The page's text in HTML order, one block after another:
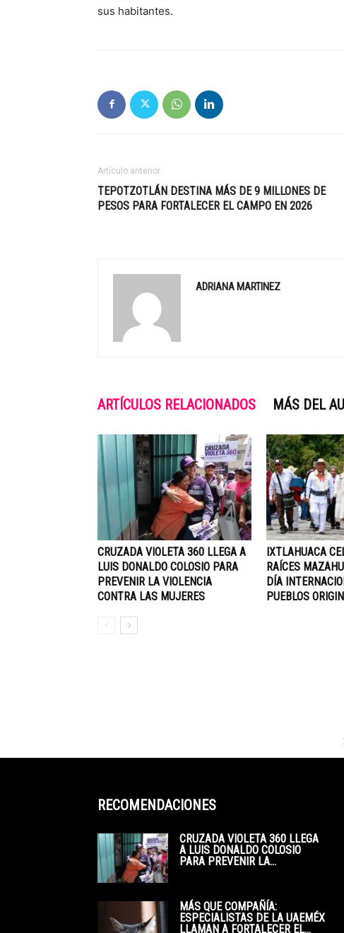
sus habitantes.
Artículo anterior
TEPOTZOTLÁN DESTINA MÁS DE 9 MILLONES DE
PESOS PARA FORTALECER EL CAMPO EN 2026
ADRIANA MARTINEZ
ARTÍCULOS RELACIONADOS MÁS DEL
CRUZADA VIOLETA 360 LLEGA A
LUIS DONALDO COLOSIO PARA
PREVENIR LA VIOLENCIA
CONTRA LAS MUJERES
IXTLAHUACA
RAÍCES
DÍA
PUEBLOS
RECOMENDACIONES
CRUZADA VIOLETA 360 LLEGA
A LUIS DONALDO COLOSIO
PARA PREVENIR LA...
MÁS QUE COMPAÑÍA:
ESPECIALISTAS DE LA UAEMÉX
LLAMAN A FORTALECER EL...